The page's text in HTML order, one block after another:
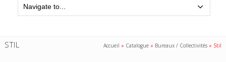
STIL Accueil » Catalogue » Bureaux / Collectivités » Stil